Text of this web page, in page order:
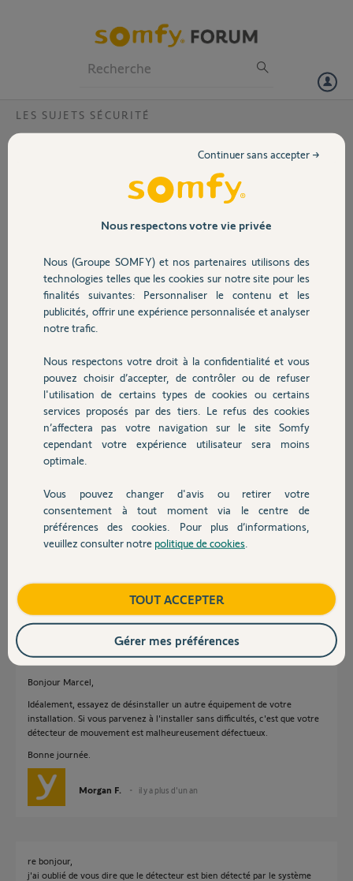
Volet
Sécurité
Domotique
Chauffage
Autres produits
Devis avec un pro
Contact
LES SUJETS SÉCURITÉ
association détecteur de mouvement
J'ai remplacé la pile de mon détecteur de mouvement de mon
système Home alarme mais celui ci n'est pas associé lorsque je le
retourne même en étant proche du Lynk.
Marcel D.
Participer au fil de discussion
Réponses
Bonsoir
Désinstallez le puis refaite l'installation.
JACKY M. il y a plus d'un an
Bonjour Marcel,
Idéalement, essayez de désinstaller un autre équipement de votre
installation. Si vous parvenez à l'installer sans difficultés, c'est que votre
détecteur de mouvement est malheureusement défectueux.
Bonne journée.
Morgan F. il y a plus d'un an
re bonjour,
j'ai oublié de vous dire que le détecteur est bien détecté par le système
Nous respectons votre vie privée
Nous (Groupe SOMFY) et nos partenaires utilisons des
technologies telles que les cookies sur notre site pour les
finalités suivantes: Personnaliser le contenu et les
publicités, offrir une expérience personnalisée et analyser
notre trafic.
Nous respectons votre droit à la confidentialité et vous
pouvez choisir d’accepter, de contrôler ou de refuser
l'utilisation de certains types de cookies ou certains
services proposés par des tiers. Le refus des cookies
n’affectera pas votre navigation sur le site Somfy
cependant votre expérience utilisateur sera moins
optimale.
Vous pouvez changer d'avis ou retirer votre
consentement à tout moment via le centre de
préférences des cookies. Pour plus d’informations,
veuillez consulter notre politique de cookies
Continuer sans accepter →
TOUT ACCEPTER
Gérer mes préférences